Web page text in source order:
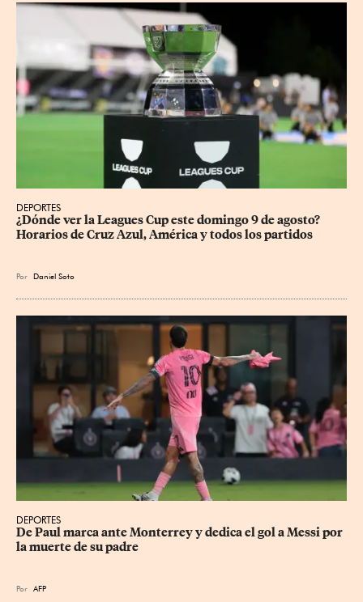
DEPORTES
¿Dónde ver la Leagues Cup este domingo 9 de agosto?
Horarios de Cruz Azul, América y todos los partidos
Por Daniel Soto
DEPORTES
De Paul marca ante Monterrey y dedica el gol a Messi por
la muerte de su padre
Por AFP